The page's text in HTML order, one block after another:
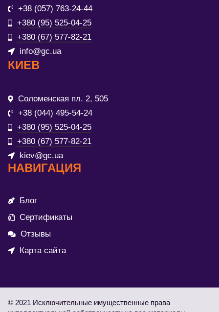
+38 (057) 763-24-44
+380 (95) 525-04-25
+380 (67) 577-82-21
info@gc.ua
КИЕВ
Соломенская пл. 2, 505
+38 (044) 495-54-24
+380 (95) 525-04-25
+380 (67) 577-82-21
kiev@gc.ua
НАВИГАЦИЯ
Блог
Сертификаты
Отзывы
Карта сайта
© 2021 Исключительные имущественные права